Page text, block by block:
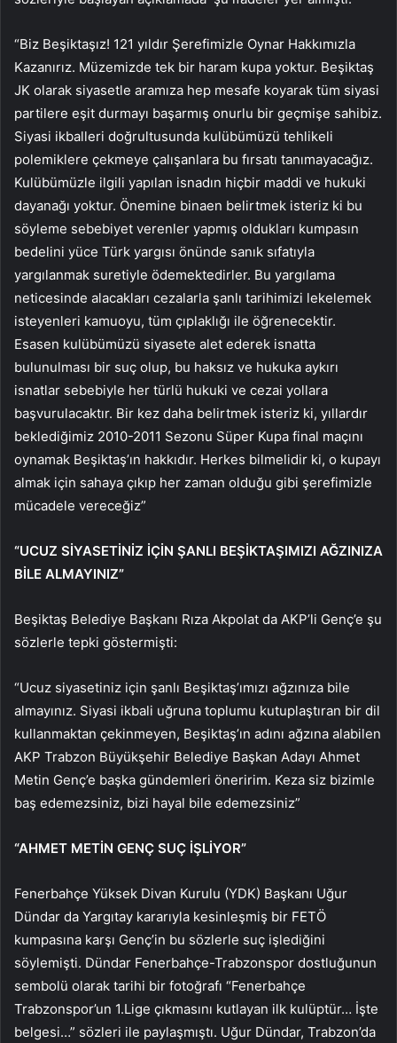
“Biz Beşiktaşız! 121 yıldır Şerefimizle Oynar Hakkımızla
Kazanırız. Müzemizde tek bir haram kupa yoktur. Beşiktaş
JK olarak siyasetle aramıza hep mesafe koyarak tüm siyasi
partilere eşit durmayı başarmış onurlu bir geçmişe sahibiz.
Siyasi ikballeri doğrultusunda kulübümüzü tehlikeli
polemiklere çekmeye çalışanlara bu fırsatı tanımayacağız.
Kulübümüzle ilgili yapılan isnadın hiçbir maddi ve hukuki
dayanağı yoktur. Önemine binaen belirtmek isteriz ki bu
söyleme sebebiyet verenler yapmış oldukları kumpasın
bedelini yüce Türk yargısı önünde sanık sıfatıyla
yargılanmak suretiyle ödemektedirler. Bu yargılama
neticesinde alacakları cezalarla şanlı tarihimizi lekelemek
isteyenleri kamuoyu, tüm çıplaklığı ile öğrenecektir.
Esasen kulübümüzü siyasete alet ederek isnatta
bulunulması bir suç olup, bu haksız ve hukuka aykırı
isnatlar sebebiyle her türlü hukuki ve cezai yollara
başvurulacaktır. Bir kez daha belirtmek isteriz ki, yıllardır
beklediğimiz 2010-2011 Sezonu Süper Kupa final maçını
oynamak Beşiktaş’ın hakkıdır. Herkes bilmelidir ki, o kupayı
almak için sahaya çıkıp her zaman olduğu gibi şerefimizle
mücadele vereceğiz”
“UCUZ SİYASETİNİZ İÇİN ŞANLI BEŞİKTAŞIMIZI AĞZINIZA
BİLE ALMAYINIZ”
Beşiktaş Belediye Başkanı Rıza Akpolat da AKP’li Genç’e şu
sözlerle tepki göstermişti:
“Ucuz siyasetiniz için şanlı Beşiktaş’ımızı ağzınıza bile
almayınız. Siyasi ikbali uğruna toplumu kutuplaştıran bir dil
kullanmaktan çekinmeyen, Beşiktaş’ın adını ağzına alabilen
AKP Trabzon Büyükşehir Belediye Başkan Adayı Ahmet
Metin Genç’e başka gündemleri öneririm. Keza siz bizimle
baş edemezsiniz, bizi hayal bile edemezsiniz”
“AHMET METİN GENÇ SUÇ İŞLİYOR”
Fenerbahçe Yüksek Divan Kurulu (YDK) Başkanı Uğur
Dündar da Yargıtay kararıyla kesinleşmiş bir FETÖ
kumpasına karşı Genç’in bu sözlerle suç işlediğini
söylemişti. Dündar Fenerbahçe-Trabzonspor dostluğunun
sembolü olarak tarihi bir fotoğrafı “Fenerbahçe
Trabzonspor’un 1.Lige çıkmasını kutlayan ilk kulüptür… İşte
belgesi…” sözleri ile paylaşmıştı. Uğur Dündar, Trabzon’da